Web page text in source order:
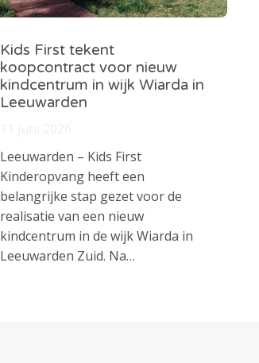
Kids First tekent
koopcontract voor nieuw
kindcentrum in wijk Wiarda in
Leeuwarden
Leeuwarden – Kids First
Kinderopvang heeft een
belangrijke stap gezet voor de
realisatie van een nieuw
kindcentrum in de wijk Wiarda in
Leeuwarden Zuid. Na…